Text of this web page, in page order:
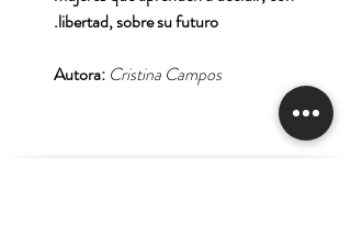
libertad, sobre su futuro.
Autora: Cristina Campos